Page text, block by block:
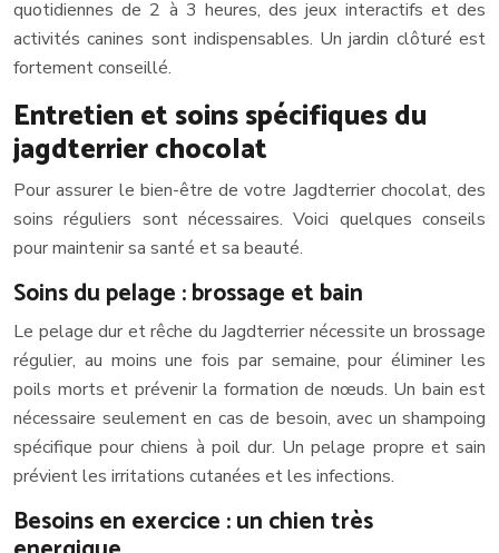
quotidiennes de 2 à 3 heures, des jeux interactifs et des
activités canines sont indispensables. Un jardin clôturé est
fortement conseillé.
Entretien et soins spécifiques du
jagdterrier chocolat
Pour assurer le bien-être de votre Jagdterrier chocolat, des
soins réguliers sont nécessaires. Voici quelques conseils
pour maintenir sa santé et sa beauté.
Soins du pelage : brossage et bain
Le pelage dur et rêche du Jagdterrier nécessite un brossage
régulier, au moins une fois par semaine, pour éliminer les
poils morts et prévenir la formation de nœuds. Un bain est
nécessaire seulement en cas de besoin, avec un shampoing
spécifique pour chiens à poil dur. Un pelage propre et sain
prévient les irritations cutanées et les infections.
Besoins en exercice : un chien très